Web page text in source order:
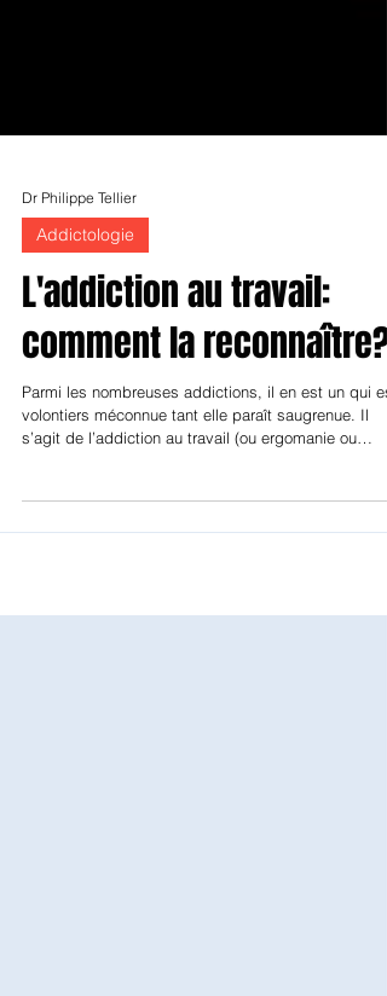
Addictologie
L'addiction au travail:
comment la reconnaître?
s’agit de l’addiction au travail (ou ergomanie ou
workaholisme) qui d’ailleurs n’est pas reconnue par
de contrôle, le craving et la persévérance malgré les